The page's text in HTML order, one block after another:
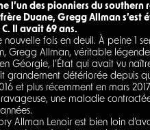
l’un des pionniers du
Duane, Gregg Allman s’est
Il avait 69 ans.
nouvelle fois en deuil. À peine 1
Gregg Allman, véritable
Géorgie, l’État qui avait vu
grandement détériorée depuis
et plus récemment en mars
une maladie
Allman Lenoir est bien loin